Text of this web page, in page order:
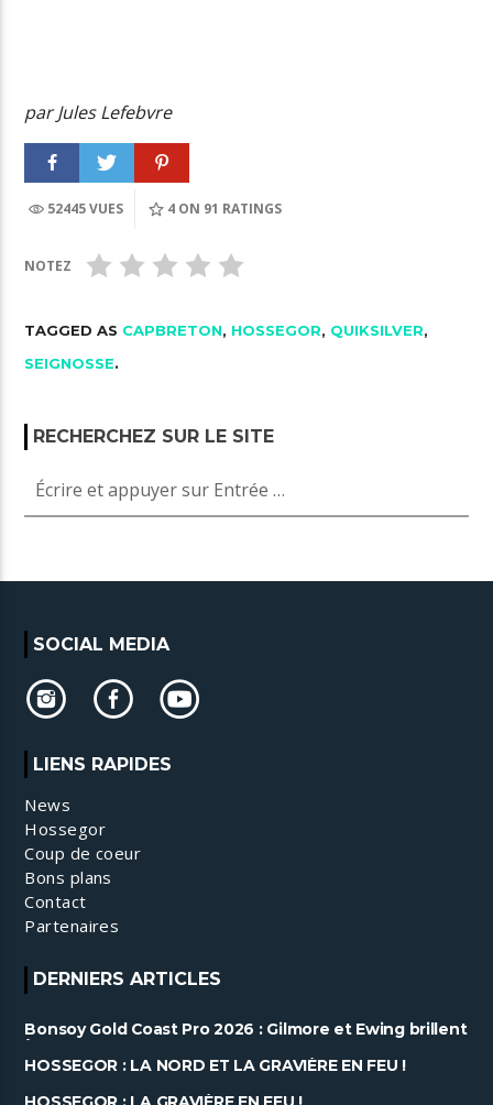
par Jules Lefebvre
52445 VUES 4 ON 91 RATINGS
NOTEZ
TAGGED AS CAPBRETON, HOSSEGOR, QUIKSILVER,
SEIGNOSSE.
RECHERCHEZ SUR LE SITE
SOCIAL MEDIA
LIENS RAPIDES
News
Hossegor
Coup de coeur
Bons plans
Contact
Partenaires
DERNIERS ARTICLES
Bonsoy Gold Coast Pro 2026 : Gilmore et Ewing brillent
à Snapper ......
HOSSEGOR : LA NORD ET LA GRAVIÈRE EN FEU !
HOSSEGOR : LA GRAVIÈRE EN FEU !